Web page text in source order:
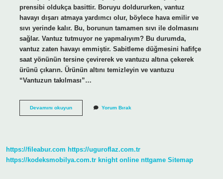
prensibi oldukça basittir. Boruyu doldururken, vantuz
havayı dışarı atmaya yardımcı olur, böylece hava emilir ve
sıvı yerinde kalır. Bu, borunun tamamen sıvı ile dolmasını
sağlar. Vantuz tutmuyor ne yapmalıyım? Bu durumda,
vantuz zaten havayı emmiştir. Sabitleme düğmesini hafifçe
saat yönünün tersine çevirerek ve vantuzu altına çekerek
ürünü çıkarın. Ürünün altını temizleyin ve vantuzu
“Vantuzun takılması”…
Devamını okuyunCam
Yorum Bırak
https://fileabur.com https://uguroflaz.com.tr
https://kodeksmobilya.com.tr knight online nttgame Sitemap